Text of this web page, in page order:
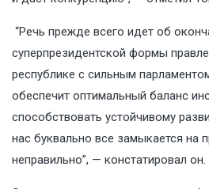
“Речь прежде всего идет об
суперпрезидентской формы
республике с сильным
обеспечит оптимальный баланс
способствовать устойчивому
нас буквально все замыкается на
неправильно”, — констатировал он.